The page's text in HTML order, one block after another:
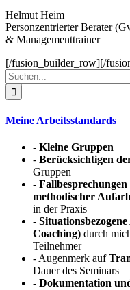
Helmut Heim
Personzentrierter Berater
& Managementtrainer
[/fusion_builder_row][/
Suche
nach:
Meine Arbeitsstandards
- Kleine Gruppen
- Berücksichtigen
Gruppen
- Fallbesprechungen
methodischer
in der Praxis
-
Coaching) durch
Teilnehmer
- Augenmerk auf
Dauer des Seminars
- Dokumentation